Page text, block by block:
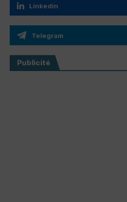
Linkedin
Telegram
Publicité